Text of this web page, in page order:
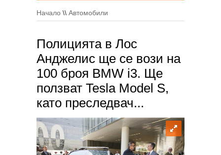
Начало \\ Автомобили
Полицията в Лос
Анджелис ще се вози на
100 броя BMW i3. Ще
ползват Tesla Model S,
като преследвач...